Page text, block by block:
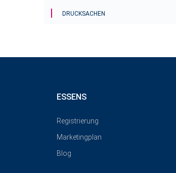
DRUCKSACHEN
ESSENS
Registrierung
Marketingplan
Blog